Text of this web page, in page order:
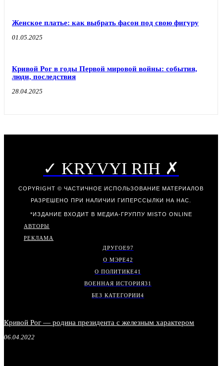
Женское платье: как выбрать фасон под свою фигуру
01.05.2025
Кривой Рог в годы Первой мировой войны: события,
люди, последствия
28.04.2025
✓ KRYVYI RIH ✗
COPYRIGHT © ЧАСТИЧНОЕ ИСПОЛЬЗОВАНИЕ МАТЕРИАЛОВ
РАЗРЕШЕНО ПРИ НАЛИЧИИ ГИПЕРССЫЛКИ НА НАС.
*ИЗДАНИЕ ВХОДИТ В МЕДИА-ГРУППУ MISTO ONLINE
АВТОРЫ
РЕКЛАМА
ДРУГОЕ97
О МЭРЕ42
О ПОЛИТИКЕ41
ВОЕННАЯ ИСТОРИЯ31
БЕЗ КАТЕГОРИИ4
Кривой Рог — родина президента с железным характером
06.04.2022